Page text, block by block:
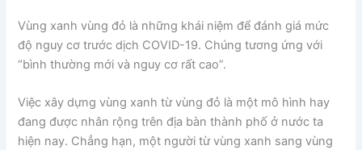
Vùng xanh vùng đỏ là những khái niệm để đánh giá mức
độ nguy cơ trước dịch COVID-19. Chúng tương ứng với
“bình thường mới và nguy cơ rất cao”.
Việc xây dựng vùng xanh từ vùng đỏ là một mô hình hay
đang được nhân rộng trên địa bàn thành phố ở nước ta
hiện nay. Chẳng hạn, một người từ vùng xanh sang vùng